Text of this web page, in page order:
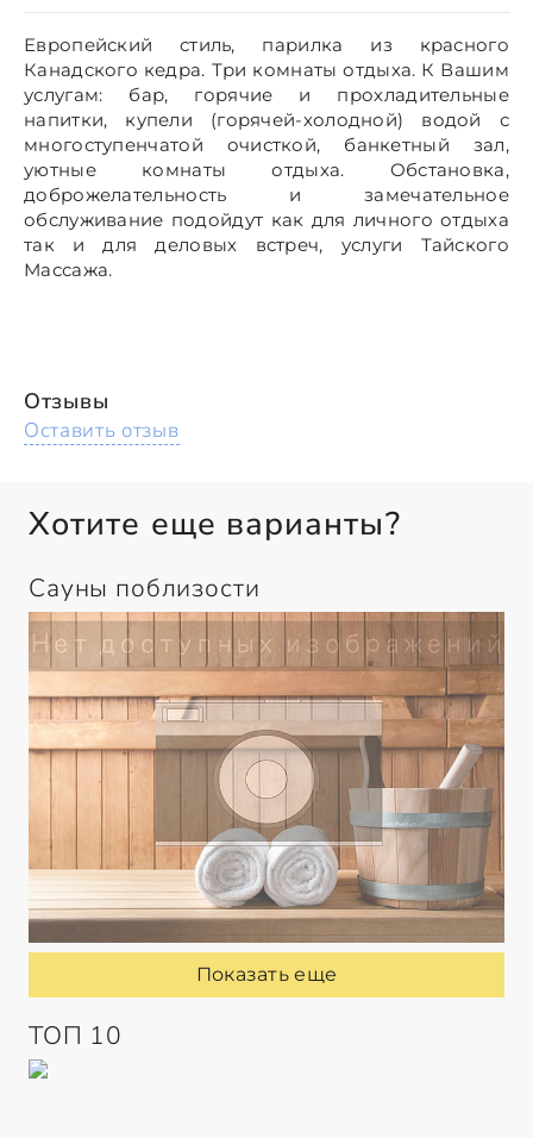
Европейский стиль, парилка из красного
Канадского кедра. Три комнаты отдыха. К Вашим
услугам: бар, горячие и прохладительные
напитки, купели (горячей-холодной) водой с
многоступенчатой очисткой, банкетный зал,
уютные комнаты отдыха. Обстановка,
доброжелательность и замечательное
обслуживание подойдут как для личного отдыха
так и для деловых встреч, услуги Тайского
Массажа.
Отзывы
Оставить отзыв
Хотите еще варианты?
Сауны поблизости
Показать еще
ТОП 10